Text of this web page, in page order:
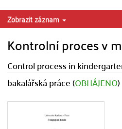
Zobrazit záznam
Kontrolní proces v
Control process in
bakalářská práce (OBHÁJENO)